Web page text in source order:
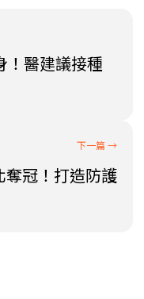
！醫建議接種
奪冠！打造防護